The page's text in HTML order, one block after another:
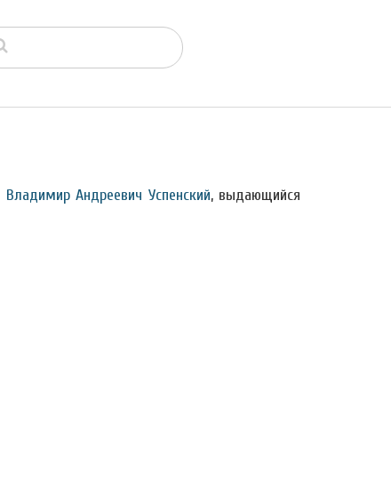
Владимир Андреевич Успенский, выдающийся